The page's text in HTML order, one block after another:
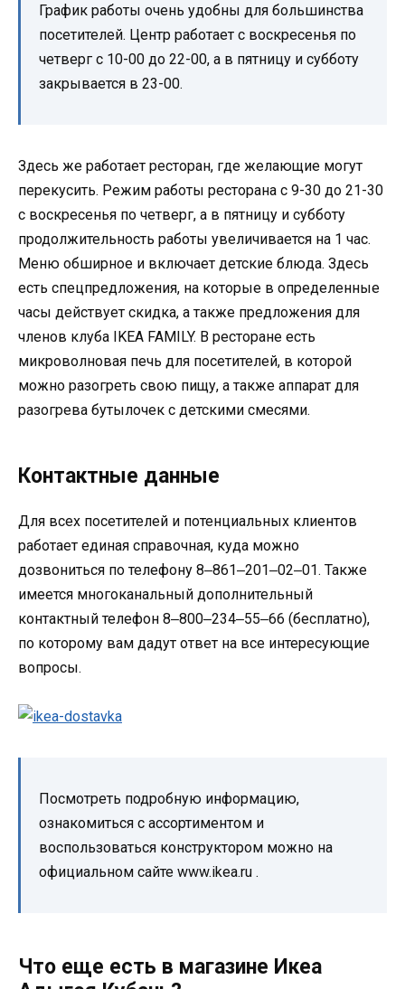
График работы очень удобны для большинства
посетителей. Центр работает с воскресенья по
четверг с 10-00 до 22-00, а в пятницу и субботу
закрывается в 23-00.
Здесь же работает ресторан, где желающие могут
перекусить. Режим работы ресторана с 9-30 до 21-30
с воскресенья по четверг, а в пятницу и субботу
продолжительность работы увеличивается на 1 час.
Меню обширное и включает детские блюда. Здесь
есть спецпредложения, на которые в определенные
часы действует скидка, а также предложения для
членов клуба IKEA FAMILY. В ресторане есть
микроволновая печь для посетителей, в которой
можно разогреть свою пищу, а также аппарат для
разогрева бутылочек с детскими смесями.
Контактные данные
Для всех посетителей и потенциальных клиентов
работает единая справочная, куда можно
дозвониться по телефону 8‒861‒201‒02‒01. Также
имеется многоканальный дополнительный
контактный телефон 8‒800‒234‒55‒66 (бесплатно),
по которому вам дадут ответ на все интересующие
вопросы.
Посмотреть подробную информацию,
ознакомиться с ассортиментом и
воспользоваться конструктором можно на
официальном сайте www.ikea.ru .
Что еще есть в магазине Икеа